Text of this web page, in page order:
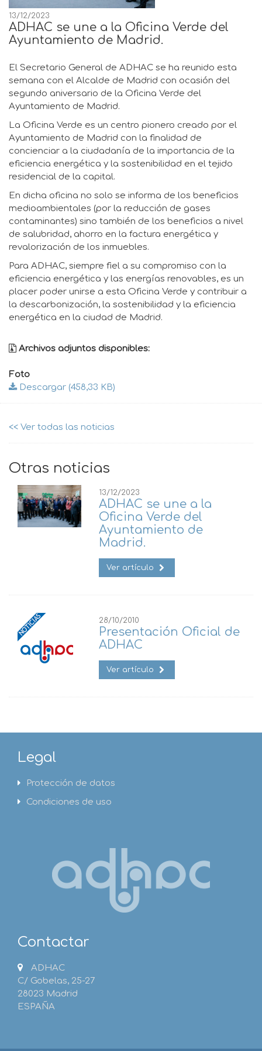
13/12/2023
ADHAC se une a la Oficina Verde del
Ayuntamiento de Madrid.
El Secretario General de ADHAC se ha reunido esta
semana con el Alcalde de Madrid con ocasión del
segundo aniversario de la Oficina Verde del
Ayuntamiento de Madrid.
La Oficina Verde es un centro pionero creado por el
Ayuntamiento de Madrid con la finalidad de
concienciar a la ciudadanía de la importancia de la
eficiencia energética y la sostenibilidad en el tejido
residencial de la capital.
En dicha oficina no solo se informa de los beneficios
medioambientales (por la reducción de gases
contaminantes) sino también de los beneficios a nivel
de salubridad, ahorro en la factura energética y
revalorización de los inmuebles.
Para ADHAC, siempre fiel a su compromiso con la
eficiencia energética y las energías renovables, es un
placer poder unirse a esta Oficina Verde y contribuir a
la descarbonización, la sostenibilidad y la eficiencia
energética en la ciudad de Madrid.
Archivos adjuntos disponibles:
Foto
Descargar (458,33 KB)
<< Ver todas las noticias
Otras noticias
13/12/2023
ADHAC se une a la
Oficina Verde del
Ayuntamiento de
Madrid.
Ver artículo
28/10/2010
Presentación Oficial de
ADHAC
Ver artículo
Legal
Protección de datos
Condiciones de uso
Contactar
ADHAC
C/ Gobelas, 25-27
28023 Madrid
ESPAÑA